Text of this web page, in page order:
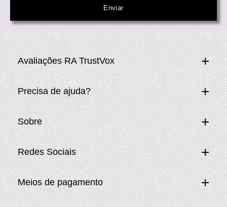
Avaliações RA TrustVox
Precisa de ajuda?
Sobre
Redes Sociais
Meios de pagamento